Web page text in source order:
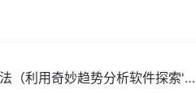
（利用奇妙趋势分析软件探索'任